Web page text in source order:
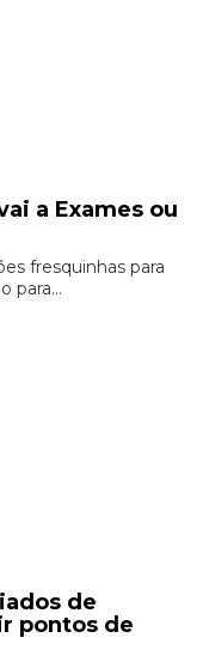
a Exames ou
fresquinhas para
para...
de
pontos de